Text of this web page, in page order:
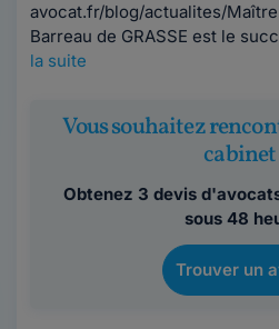
avocat.fr/blog/actualites/Maître
Barreau de GRASSE est le
la suite
Vous souhaitez
Obtenez 3 devis
sous 48
Trouver un